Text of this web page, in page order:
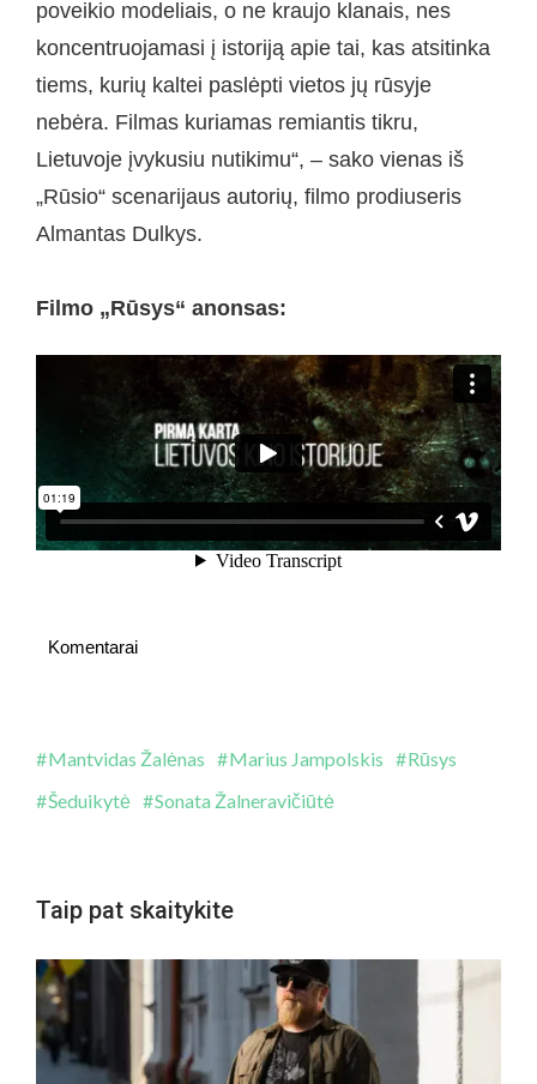
poveikio modeliais, o ne kraujo klanais, nes
koncentruojamasi į istoriją apie tai, kas atsitinka
tiems, kurių kaltei paslėpti vietos jų rūsyje
nebėra. Filmas kuriamas remiantis tikru,
Lietuvoje įvykusiu nutikimu“, – sako vienas iš
„Rūsio“ scenarijaus autorių, filmo prodiuseris
Almantas Dulkys.
Filmo „Rūsys“ anonsas:
Komentarai
Mantvidas Žalėnas Marius Jampolskis
Rūsys
Šeduikytė
Sonata Žalneravičiūtė
Taip pat skaitykite